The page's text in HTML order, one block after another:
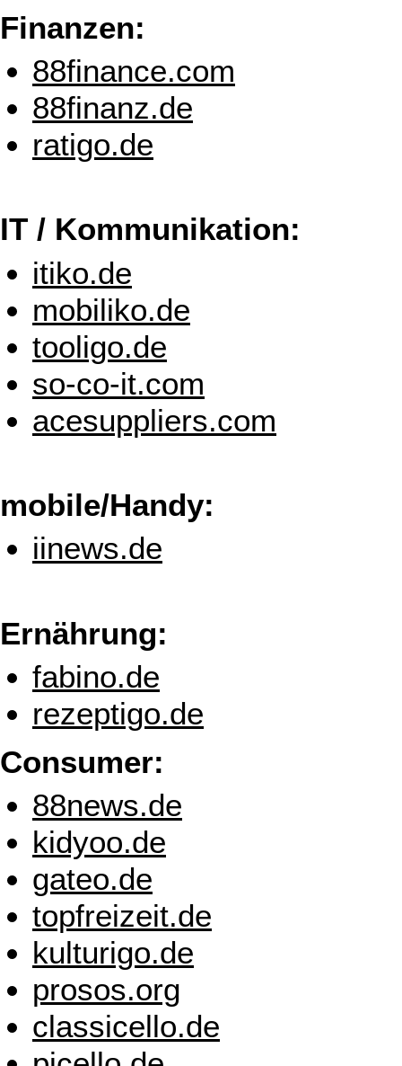
Finanzen:
88finance.com
88finanz.de
ratigo.de
IT / Kommunikation:
itiko.de
mobiliko.de
tooligo.de
so-co-it.com
acesuppliers.com
mobile/Handy:
iinews.de
Ernährung:
fabino.de
rezeptigo.de
Consumer:
88news.de
kidyoo.de
gateo.de
topfreizeit.de
kulturigo.de
prosos.org
classicello.de